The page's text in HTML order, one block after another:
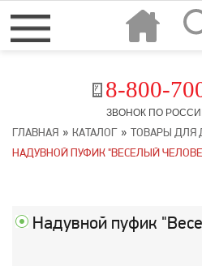
8-800-
ЗВОНОК ПО
ГЛАВНАЯ » КАТАЛОГ » ТОВАРЫ ДЛЯ
НАДУВНОЙ ПУФИК "ВЕСЕЛЫЙ
Надувной пуфик